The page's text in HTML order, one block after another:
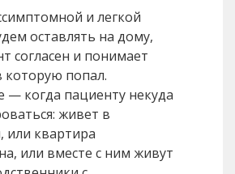
и легкой
оставлять на дому,
согласен и понимает
которую попал.
— когда пациенту некуда
живет в
квартира
или вместе с ним живут